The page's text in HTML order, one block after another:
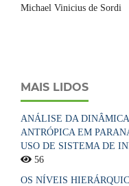
Michael Vinicius de Sordi
MAIS LIDOS
ANÁLISE DA
ANTRÓPICA EM
USO DE SISTEMA DE
56
OS NÍVEIS